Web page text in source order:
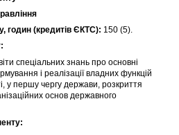
годин (кредитів ЄКТС): 150 (5).
спеціальних знань про основні
і реалізації владних функцій
у першу чергу держави, розкриття
основ державного